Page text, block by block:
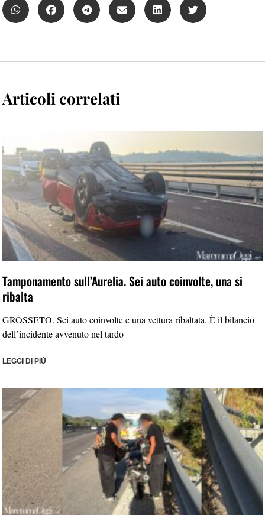
Articoli correlati
Tamponamento sull’Aurelia. Sei auto coinvolte, una si
ribalta
GROSSETO. Sei auto coinvolte e una vettura ribaltata. È il bilancio
dell’incidente avvenuto nel tardo
LEGGI DI PIÙ